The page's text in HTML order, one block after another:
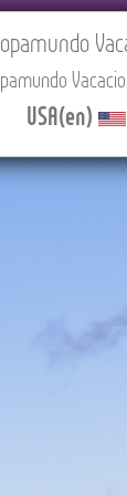
ABOUT US
USA(en)